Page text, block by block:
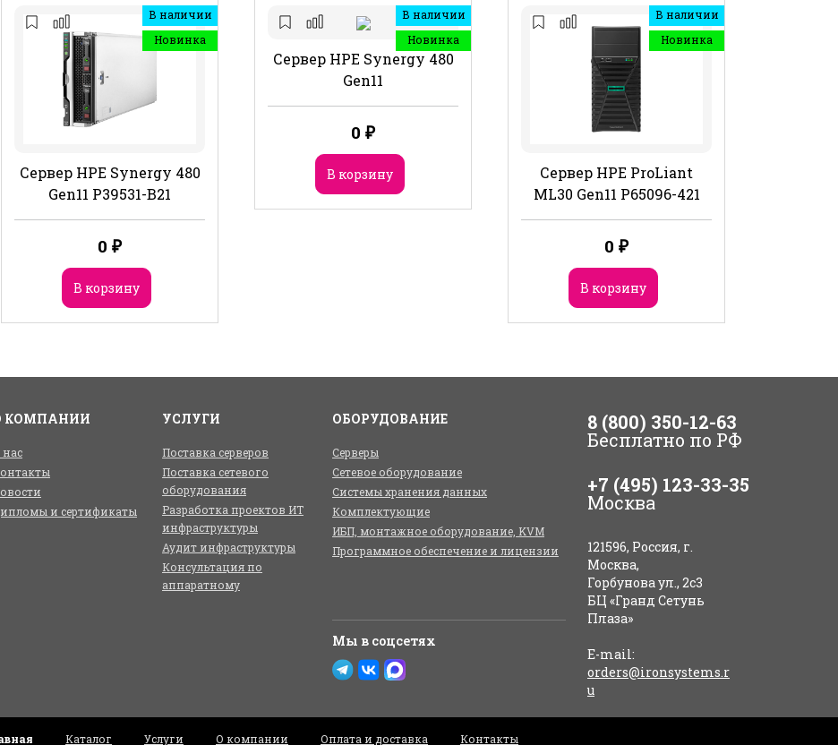
В наличии
Новинка
Сервер HPE Synergy 480
Gen11 P39531-B21
0 ₽
В корзину
В наличии
Новинка
Сервер HPE Synergy 480
Gen11
0 ₽
В корзину
В наличии
Новинка
Сервер HPE ProLiant
ML30 Gen11 P65096-421
0 ₽
В корзину
КОМПАНИИ
нас
и сертификаты
УСЛУГИ
Поставка серверов
Поставка сетевого
оборудования
Разработка проектов ИТ
инфраструктуры
Аудит инфраструктуры
Консультация по
аппаратному
ОБОРУДОВАНИЕ
Серверы
Сетевое оборудование
Системы хранения данных
Комплектующие
ИБП, монтажное оборудование, KVM
Программное обеспечение и лицензии
Мы в соцсетях
8 (800) 350-12-63
Бесплатно по РФ
+7 (495) 123-33-35
Москва
121596, Россия, г.
Москва,
Горбунова ул., 2с3
БЦ «Гранд Сетунь
Плаза»
E-mail:
orders@ironsystems.r
u
Каталог Услуги О компании Оплата и доставка Контакты